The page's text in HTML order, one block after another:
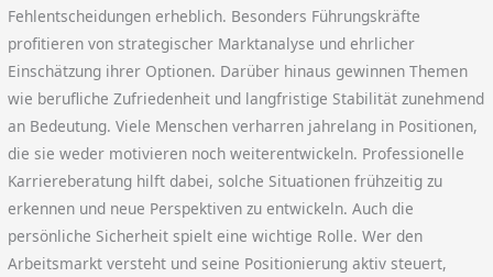
Fehlentscheidungen erheblich. Besonders Führungskräfte
profitieren von strategischer Marktanalyse und ehrlicher
Einschätzung ihrer Optionen. Darüber hinaus gewinnen Themen
wie berufliche Zufriedenheit und langfristige Stabilität zunehmend
an Bedeutung. Viele Menschen verharren jahrelang in Positionen,
die sie weder motivieren noch weiterentwickeln. Professionelle
Karriereberatung hilft dabei, solche Situationen frühzeitig zu
erkennen und neue Perspektiven zu entwickeln. Auch die
persönliche Sicherheit spielt eine wichtige Rolle. Wer den
Arbeitsmarkt versteht und seine Positionierung aktiv steuert,